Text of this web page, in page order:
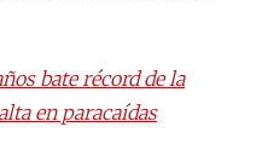
bate récord de la
en paracaídas